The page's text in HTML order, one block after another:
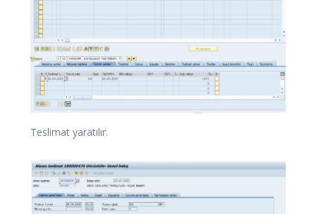
Teslimat yaratılır.